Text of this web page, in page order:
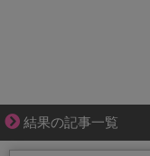
結果の記事一覧